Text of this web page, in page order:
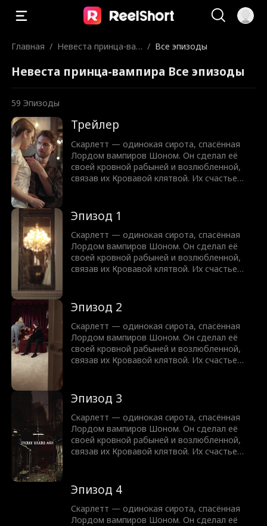
Главная / Невеста принца-вам / Все эпизоды
Невеста принца-вампира Все эпизоды
59 Эпизоды
Трейлер
Скарлетт — одинокая сирота, спасённая
Лордом вампиров Шоном. Он сделал её
своей кровной рабыней и возлюбленной,
связав их Кровавой клятвой. Их счастье
он нарушает клятву и оставляет Скарлетт
умирать. Пережив предательство, Скарлетт
решает жить ради себя. В смертельный
момент её спасает вампирский принц Алдер
— человек, которому она когда-то уже
помогла.
Эпизод 1
Скарлетт — одинокая сирота, спасённая
Лордом вампиров Шоном. Он сделал её
своей кровной рабыней и возлюбленной,
связав их Кровавой клятвой. Их счастье
он нарушает клятву и оставляет Скарлетт
умирать. Пережив предательство, Скарлетт
решает жить ради себя. В смертельный
момент её спасает вампирский принц Алдер
— человек, которому она когда-то уже
помогла.
Эпизод 2
Скарлетт — одинокая сирота, спасённая
Лордом вампиров Шоном. Он сделал её
своей кровной рабыней и возлюбленной,
связав их Кровавой клятвой. Их счастье
он нарушает клятву и оставляет Скарлетт
умирать. Пережив предательство, Скарлетт
решает жить ради себя. В смертельный
момент её спасает вампирский принц Алдер
— человек, которому она когда-то уже
помогла.
Эпизод 3
Скарлетт — одинокая сирота, спасённая
Лордом вампиров Шоном. Он сделал её
своей кровной рабыней и возлюбленной,
связав их Кровавой клятвой. Их счастье
он нарушает клятву и оставляет Скарлетт
умирать. Пережив предательство, Скарлетт
решает жить ради себя. В смертельный
момент её спасает вампирский принц Алдер
Эпизод 4
Скарлетт — одинокая сирота, спасённая
Лордом вампиров Шоном. Он сделал её